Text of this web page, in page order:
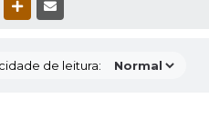
WHATSAPPOUTRAS MÍDIAS
de leitura: